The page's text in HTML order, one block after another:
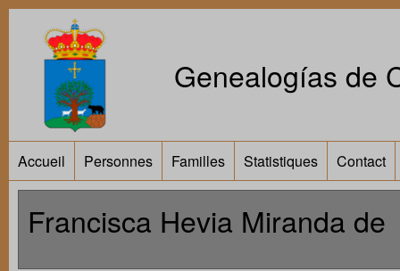
Genealogías de
Accueil Personnes Familles Statistiques Contact
Francisca Hevia Miranda de